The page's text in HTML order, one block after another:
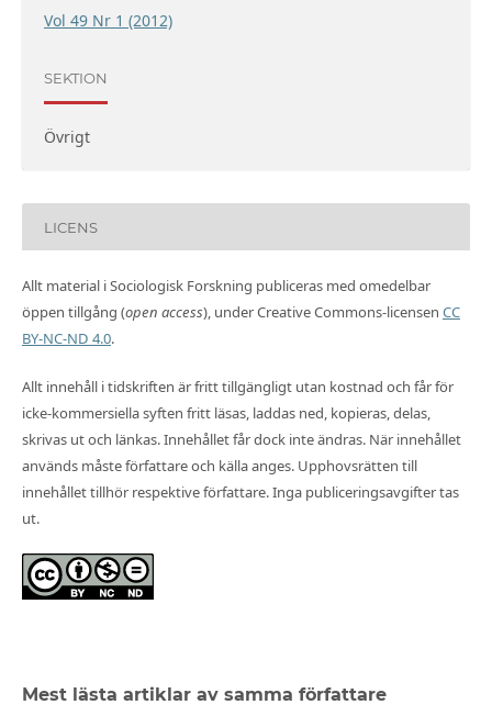
Vol 49 Nr 1 (2012)
SEKTION
Övrigt
LICENS
Allt material i Sociologisk Forskning publiceras med omedelbar
öppen tillgång (open access), under Creative Commons-licensen CC
BY-NC-ND 4.0.
Allt innehåll i tidskriften är fritt tillgängligt utan kostnad och får för
icke-kommersiella syften fritt läsas, laddas ned, kopieras, delas,
skrivas ut och länkas. Innehållet får dock inte ändras. När innehållet
används måste författare och källa anges. Upphovsrätten till
innehållet tillhör respektive författare. Inga publiceringsavgifter tas
ut.
Mest lästa artiklar av samma författare